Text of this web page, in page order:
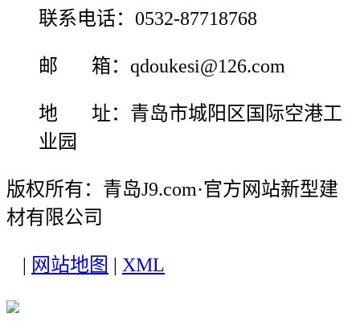
联系电话：0532-87718768
邮 箱：qdoukesi@126.com
地 址：青岛市城阳区国际空港工
业园
版权所有：青岛J9.com·官方网站新型建
材有限公司
网站地图 XML